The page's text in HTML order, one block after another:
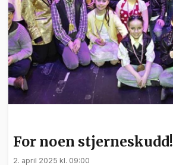
For noen stjerneskudd!
2. april 2025 kl. 09:00